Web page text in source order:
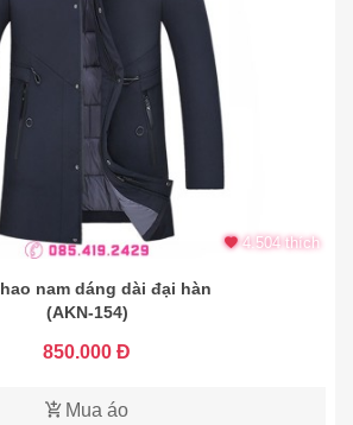
4.504 thích
nam dáng dài đại hàn
(AKN-154)
850.000 Đ
Mua áo